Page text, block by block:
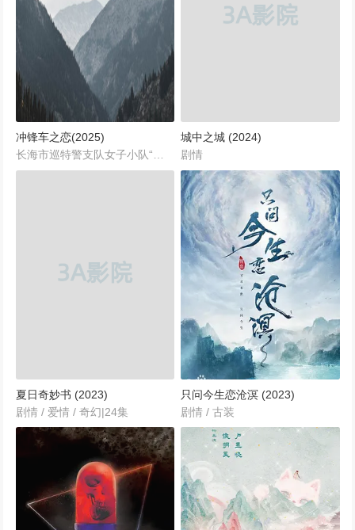
冲锋车之恋(2025)
长海市巡特警支队女子小队“蜂鸟”在协助一位年轻的母亲解决家庭纠纷时，发现了毒品交易的线索，后配合禁毒支队抓获毒贩“小丑”，救出三名被囚禁的少女。但随后的恶夫报复案、待业青年寻仇案、高材生运毒案都与曾经的吸毒人员有关，这让队长叶蓁和禁毒支队队长祝淮阳意识到长海市地下埋着一张贩毒网络，亟待清剿。舞蹈生陈允儿和母亲艾莲曾被“蜂鸟”解救，母慈女孝，但再次出现在警方视野中时，却与祝淮阳追查到的贩毒窝点仅有一墙之隔，陈允儿母女成为揭开真相的突破口。最终，犯罪分子的制毒窝点暴露，被“蜂鸟”小队和缉毒警团团包围，贩毒组织被一网打尽。...
城中之城 (2024)
剧情
夏日奇妙书 (2023)
剧情 / 爱情 / 奇幻|24集
只问今生恋沧溟 (2023)
剧情 / 古装